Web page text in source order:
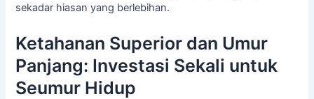
sekadar hiasan yang berlebihan.
Ketahanan Superior dan Umur
Panjang: Investasi Sekali untuk
Seumur Hidup